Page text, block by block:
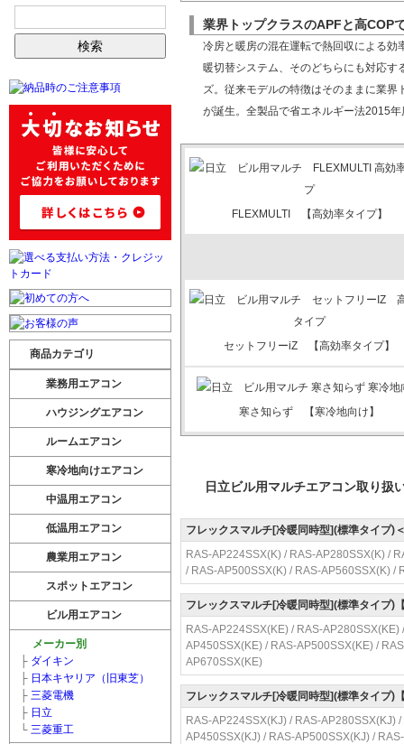
商品カテゴリ
業務用エアコン
ハウジングエアコン
ルームエアコン
寒冷地向けエアコン
中温用エアコン
低温用エアコン
農業用エアコン
スポットエアコン
ビル用エアコン
メーカー別
├ ダイキン
├ 日本キヤリア（旧東芝）
├ 三菱電機
├ 日立
└ 三菱重工
業界トップクラスのAPFと高COP
冷房と暖房の混在運転で熱回収による
暖切替システム、そのどちらにも対応す
ズ。従来モデルの特徴はそのままに業
が誕生。全製品で省エネルギー法2015
FLEXMULTI 【高効率タイプ】
セットフリーiZ 【高効率タイプ】
寒さ知らず 【寒冷地向け】
日立ビル用マルチエアコン取り扱
フレックスマルチ[冷暖同時型](標準タイプ)
RAS-AP224SSX(K) / RAS-AP280SSX(K) /
/ RAS-AP500SSX(K) / RAS-AP560SSX(K) /
フレックスマルチ[冷暖同時型](標準タイプ)
RAS-AP224SSX(KE) / RAS-
AP450SSX(KE) / RAS-AP500SSX(KE) /
AP670SSX(KE)
フレックスマルチ[冷暖同時型](標準タイプ)
RAS-AP224SSX(KJ) / RAS-AP280SSX(KJ)
AP450SSX(KJ) / RAS-AP500SSX(KJ) /